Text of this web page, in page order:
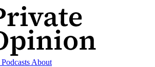
Podcasts About